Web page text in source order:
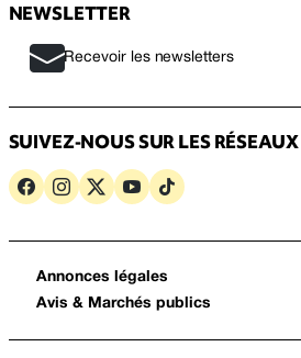
NEWSLETTER
Recevoir les newsletters
SUIVEZ-NOUS SUR LES RÉSEAUX
Annonces légales
Avis & Marchés publics